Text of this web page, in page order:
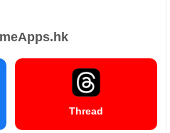
Thread